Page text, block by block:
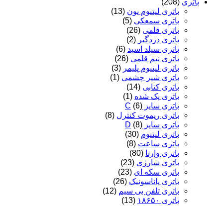
باتری لیتیوم یون (13)
باتری سمعکی (5)
باتری قلمی (26)
باتری دزدگیر (2)
باتری سیلد اسید (6)
باتری نیم قلمی (26)
باتری لیتیوم پلیمر (3)
باتری شیر چشمی (1)
باتری کتابی (14)
باتری پک شده (1)
باتری سایز C (6)
باتری ریموت کنترل (8)
باتری سایز D (8)
باتری لیتیوم (30)
باتری ساعت (8)
باتری وارتا (80)
باتری شارژی (23)
باتری سکه ای (23)
باتری پاناسونیک (26)
باتری تلفن بی سیم (12)
باتری ۱۸۶۵۰
(13)